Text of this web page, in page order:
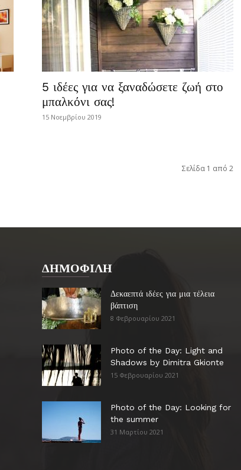
5 ιδέες για να ξαναδώσετε ζωή στο
μπαλκόνι σας!
15 Νοεμβρίου 2019
Σελίδα 1 από 2
ΔΗΜΟΦΙΛΗ
Δεκαεπτά ιδέες για μια τέλεια
βάπτιση
8 Φεβρουαρίου 2021
Photo of the Day: Light and
Shadows by Dimitra Gkionte
15 Φεβρουαρίου 2021
Photo of the Day: Looking for
the summer
31 Μαρτίου 2021